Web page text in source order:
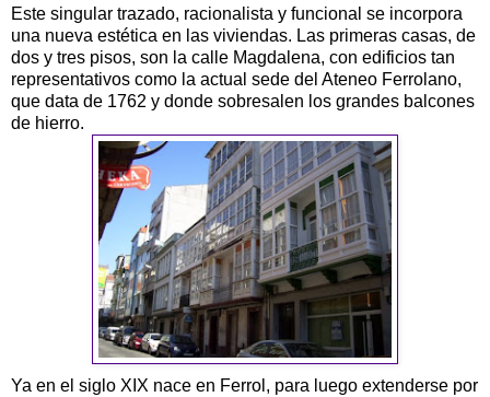
Este singular trazado, racionalista y funcional se incorpora
una nueva estética en las viviendas. Las primeras casas, de
dos y tres pisos, son la calle Magdalena, con edificios tan
representativos como la actual sede del Ateneo Ferrolano,
que data de 1762 y donde sobresalen los grandes balcones
de hierro.
Ya en el siglo XIX nace en Ferrol, para luego extenderse por